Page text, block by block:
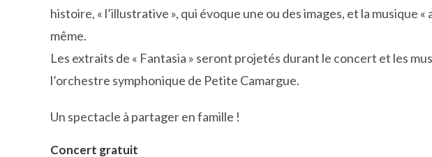
histoire, « l’illustrative », qui évoque une ou des images, et la musique «
même.
Les extraits de « Fantasia » seront projetés durant le concert et les
l’orchestre symphonique de Petite Camargue.
Un spectacle à partager en famille !
Concert gratuit